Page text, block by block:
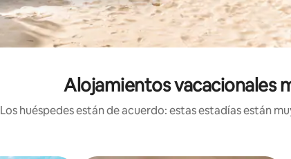
Alojamientos vacacionales
Los huéspedes están de acuerdo: estas estadías están